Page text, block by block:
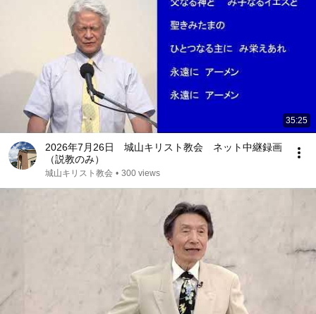
35:25
2026年7月26日 城山キリスト教会 ネット中継録画
（説教のみ）
城山キリスト教会 • 300 views